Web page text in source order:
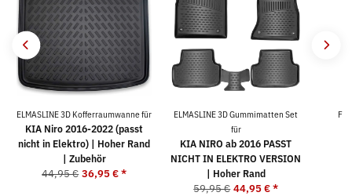
ELMASLINE 3D Kofferraumwanne für
KIA Niro 2016-2022 (passt
nicht in Elektro) | Hoher Rand
| Zubehör
44,95 € 36,95 €*
ELMASLINE 3D Gummimatten Set
für
KIA NIRO ab 2016 PASST
NICHT IN ELEKTRO VERSION
| Hoher Rand
59,95 € 44,95 €*